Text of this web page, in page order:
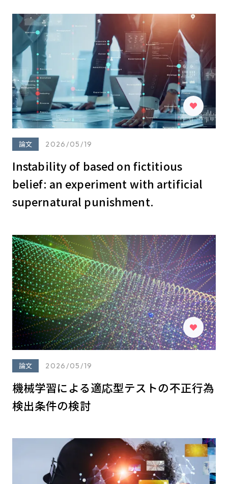
論文 2026/05/19
Instability of based on fictitious
belief: an experiment with artificial
supernatural punishment.
論文 2026/05/19
機械学習による適応型テストの不正行為
検出条件の検討